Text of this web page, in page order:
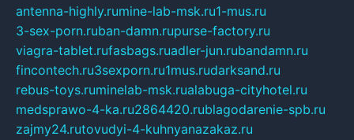
antenna-highly.rumine-lab-msk.ru1-mus.ru
3-sex-porn.ruban-damn.rupurse-factory.ru
viagra-tablet.rufasbags.ruadler-jun.rubandamn.ru
fincontech.ru3sexporn.ru1mus.rudarksand.ru
rebus-toys.ruminelab-msk.rualabuga-cityhotel.ru
medsprawo-4-ka.ru2864420.rublagodarenie-spb.ru
zajmy24.rutovudyi-4-kuhnyanazakaz.ru